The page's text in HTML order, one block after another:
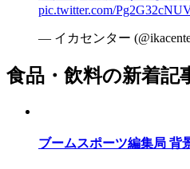
pic.twitter.com/
— イカセンター
食品・飲料の新着記
ブームスポーツ編集局 背